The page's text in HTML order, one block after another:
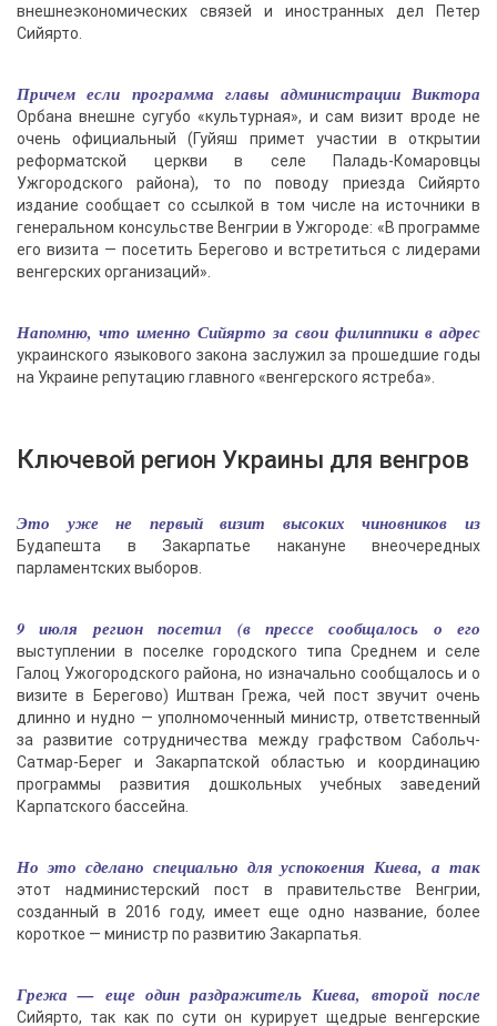
внешнеэкономических связей и иностранных дел Петер
Сийярто.
Причем если программа главы администрации Виктора
Орбана внешне сугубо «культурная», и сам визит вроде не
очень официальный (Гуйяш примет участии в открытии
реформатской церкви в селе Паладь-Комаровцы
Ужгородского района), то по поводу приезда Сийярто
издание сообщает со ссылкой в том числе на источники в
генеральном консульстве Венгрии в Ужгороде: «В программе
его визита — посетить Берегово и встретиться с лидерами
венгерских организаций».
Напомню, что именно Сийярто за свои филиппики в адрес
украинского языкового закона заслужил за прошедшие годы
на Украине репутацию главного «венгерского ястреба».
Ключевой регион Украины для венгров
Это уже не первый визит высоких чиновников из
Будапешта в Закарпатье накануне внеочередных
парламентских выборов.
9 июля регион посетил (в прессе сообщалось о его
выступлении в поселке городского типа Среднем и селе
Галоц Ужогородского района, но изначально сообщалось и о
визите в Берегово) Иштван Грежа, чей пост звучит очень
длинно и нудно — уполномоченный министр, ответственный
за развитие сотрудничества между графством Сабольч-
Сатмар-Берег и Закарпатской областью и координацию
программы развития дошкольных учебных заведений
Карпатского бассейна.
Но это сделано специально для успокоения Киева, а так
этот надминистерский пост в правительстве Венгрии,
созданный в 2016 году, имеет еще одно название, более
короткое — министр по развитию Закарпатья.
Грежа — еще один раздражитель Киева, второй после
Сийярто, так как по сути он курирует щедрые венгерские